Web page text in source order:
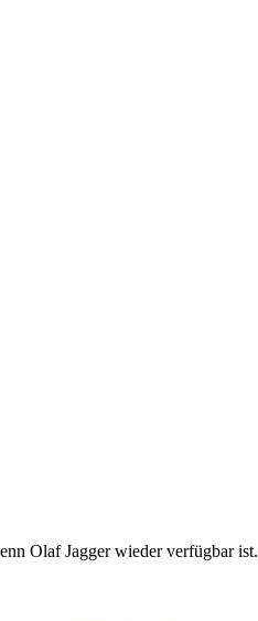
Olaf Jagger wieder verfügbar ist.